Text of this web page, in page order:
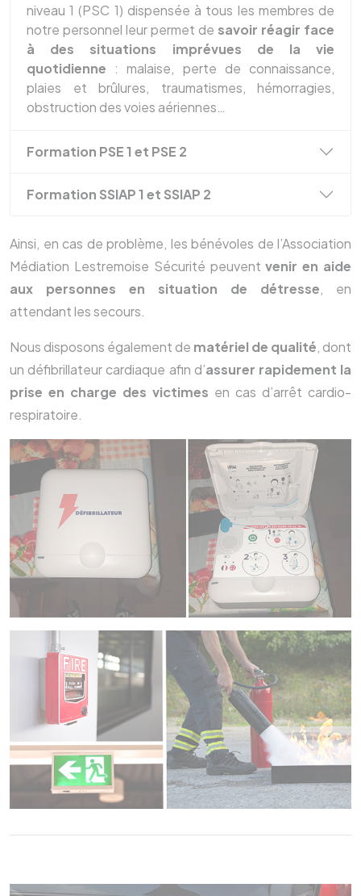
niveau 1 (PSC 1) dispensée à tous les membres de
notre personnel leur permet de savoir réagir face
à des situations imprévues de la vie
quotidienne : malaise, perte de connaissance,
plaies et brûlures, traumatismes, hémorragies,
obstruction des voies aériennes…
Formation PSE 1 et PSE 2
Formation SSIAP 1 et SSIAP 2
Ainsi, en cas de problème, les bénévoles de l’Association
Médiation Lestremoise Sécurité peuventvenir en aide
aux personnes en situation de détresse, en
attendant les secours.
Nous disposons également de matériel de qualité, dont
un défibrillateur cardiaque afin d’assurer rapidement la
prise en charge des victimes en cas d’arrêt cardio-
respiratoire.